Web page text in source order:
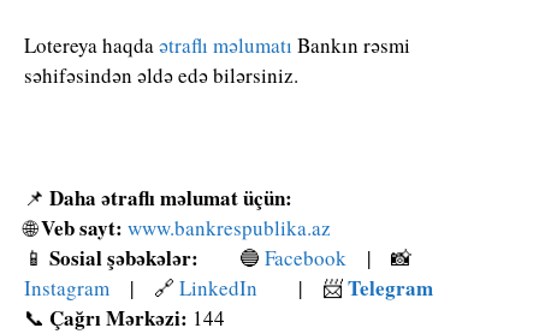
Lotereya haqdaətraflı məlumatı Bankın rəsmi
səhifəsindən əldə edə bilərsiniz.
📌 Daha ətraflı məlumat üçün:
🌐Veb sayt: www.bankrespublika.az
📱 Sosial şəbəkələr: 🔵 Facebook | 📸
Instagram | 🔗 LinkedIn | 📨Telegram
📞 Çağrı Mərkəzi: 144